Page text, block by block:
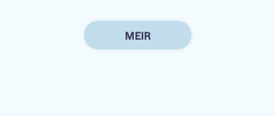
MEIR